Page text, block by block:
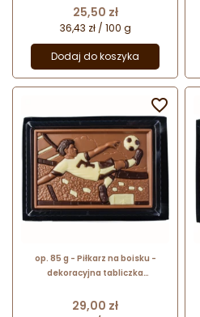
w pudełku
Cena
25,50 zł
36,43 zł / 100 g
Dodaj do koszyka
op. 85 g - Piłkarz na boisku -
dekoracyjna tabliczka
w pudełku
Cena
29,00 zł
